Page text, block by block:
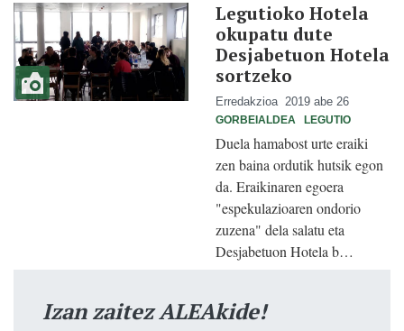
Legutioko Hotela
okupatu dute
Desjabetuon Hotela
sortzeko
Erredakzioa 2019 abe 26
GORBEIALDEA LEGUTIO
Duela hamabost urte eraiki
zen baina ordutik hutsik egon
da. Eraikinaren egoera
"espekulazioaren ondorio
zuzena" dela salatu eta
Desjabetuon Hotela b…
Izan zaitez ALEAkide!